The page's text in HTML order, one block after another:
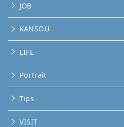
JOB
KANSOU
LIFE
Portrait
Tips
VISIT